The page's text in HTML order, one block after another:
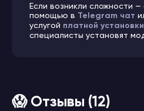
Если возникли сложности
помощью в Telegram чат
услугой платной
специалисты установят
😱 Отзывы (12)